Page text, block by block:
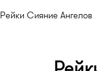
Рейки Сияние Ангелов